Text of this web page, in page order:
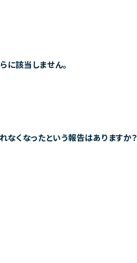
に該当しません。
くなったという報告はありますか？